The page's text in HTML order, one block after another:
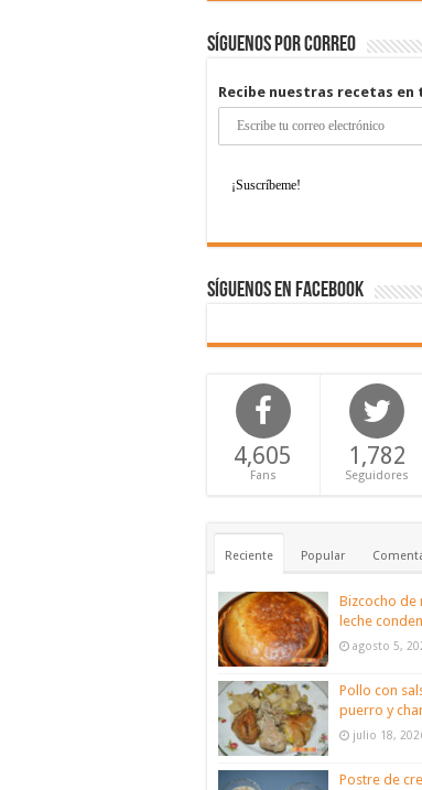
Síguenos por correo
Recibe nuestras recetas en
Síguenos en Facebook
4,605
Fans
1,782
Seguidores
Reciente Popular
Bizcocho de
leche
agosto 5,
Pollo con
puerro y
julio 18,
Postre de